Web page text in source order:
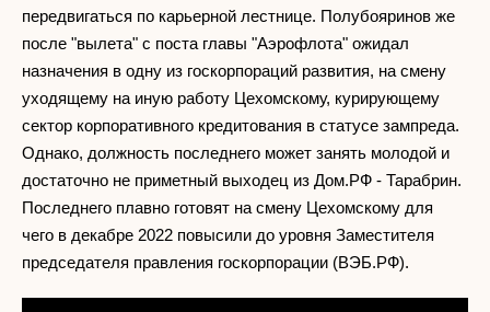
передвигаться по карьерной лестнице. Полубояринов же
после "вылета" с поста главы "Аэрофлота" ожидал
назначения в одну из госкорпораций развития, на смену
уходящему на иную работу Цехомскому, курирующему
сектор корпоративного кредитования в статусе зампреда.
Однако, должность последнего может занять молодой и
достаточно не приметный выходец из Дом.РФ - Тарабрин.
Последнего плавно готовят на смену Цехомскому для
чего в декабре 2022 повысили до уровня Заместителя
председателя правления госкорпорации (ВЭБ.РФ).